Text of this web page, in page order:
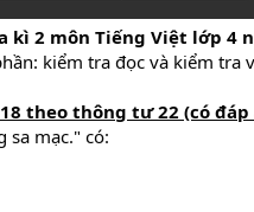
kì 2 môn Tiếng Việt lớp 4
kiểm tra đọc và kiểm tra
theo thông tư 22 (có đáp
sa mạc." có: